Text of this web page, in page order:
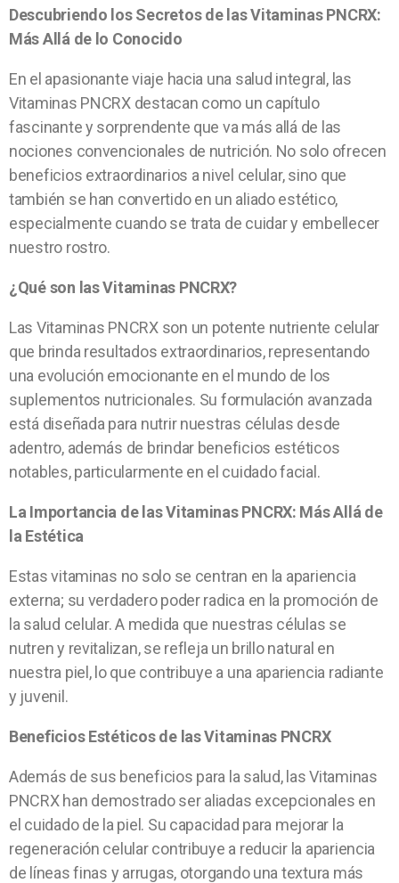
Descubriendo los Secretos de las Vitaminas PNCRX:
Más Allá de lo Conocido
En el apasionante viaje hacia una salud integral, las
Vitaminas PNCRX destacan como un capítulo
fascinante y sorprendente que va más allá de las
nociones convencionales de nutrición. No solo ofrecen
beneficios extraordinarios a nivel celular, sino que
también se han convertido en un aliado estético,
especialmente cuando se trata de cuidar y embellecer
nuestro rostro.
¿Qué son las Vitaminas PNCRX?
Las Vitaminas PNCRX son un potente nutriente celular
que brinda resultados extraordinarios, representando
una evolución emocionante en el mundo de los
suplementos nutricionales. Su formulación avanzada
está diseñada para nutrir nuestras células desde
adentro, además de brindar beneficios estéticos
notables, particularmente en el cuidado facial.
La Importancia de las Vitaminas PNCRX: Más Allá de
la Estética
Estas vitaminas no solo se centran en la apariencia
externa; su verdadero poder radica en la promoción de
la salud celular. A medida que nuestras células se
nutren y revitalizan, se refleja un brillo natural en
nuestra piel, lo que contribuye a una apariencia radiante
y juvenil.
Beneficios Estéticos de las Vitaminas PNCRX
Además de sus beneficios para la salud, las Vitaminas
PNCRX han demostrado ser aliadas excepcionales en
el cuidado de la piel. Su capacidad para mejorar la
regeneración celular contribuye a reducir la apariencia
de líneas finas y arrugas, otorgando una textura más